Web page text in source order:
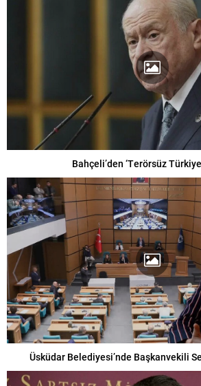
Bahçeli’den ‘Terörsüz
Üsküdar Belediyesi’nde Başkanvekili